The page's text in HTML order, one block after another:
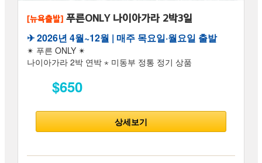
[뉴욕출발] 푸른ONLY 나이아가라 2박3일
✈︎ 2026년 4월~12월 | 매주 목요일·월요일 출발
✴ 푸른 ONLY ✴
나이아가라 2박 연박 ⋆ 미동부 정통 정기 상품
$650
상세보기